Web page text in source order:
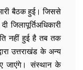
बैठक हुई। जिससे
जिलापूर्तिअधिकारी
नहीं हुई है तब तक
उत्तराखंड के अन्य
जाएंगे। संस्थान के